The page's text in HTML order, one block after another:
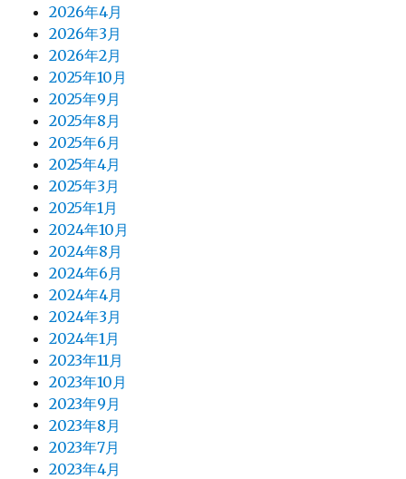
2026年4月
2026年3月
2026年2月
2025年10月
2025年9月
2025年8月
2025年6月
2025年4月
2025年3月
2025年1月
2024年10月
2024年8月
2024年6月
2024年4月
2024年3月
2024年1月
2023年11月
2023年10月
2023年9月
2023年8月
2023年7月
2023年4月